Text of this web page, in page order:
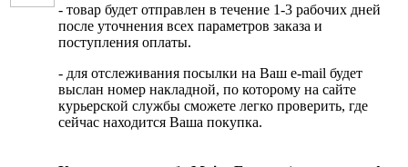
- товар будет отправлен в течение 1-3 рабочих дней
после уточнения всех параметров заказа и
поступления оплаты.
- для отслеживания посылки на Ваш e-mail будет
выслан номер накладной, по которому на сайте
курьерской службы сможете легко проверить, где
сейчас находится Ваша покупка.